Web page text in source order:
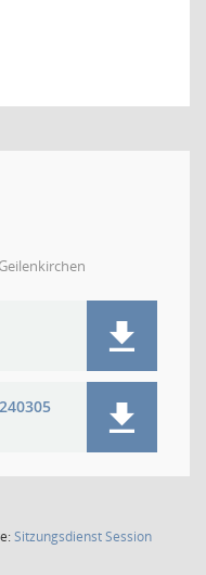
SitzungsdienstSession(Wird in